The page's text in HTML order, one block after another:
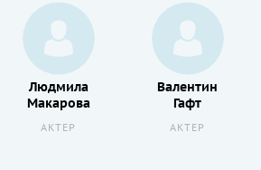
Людмила
Макарова
АКТЕР
Валентин
Гафт
АКТЕР